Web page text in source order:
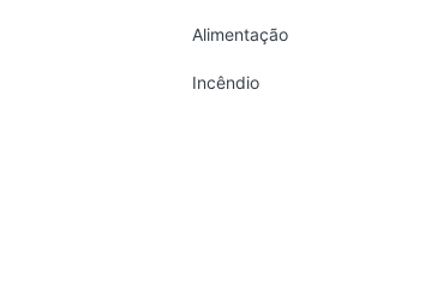
Alimentação
Incêndio